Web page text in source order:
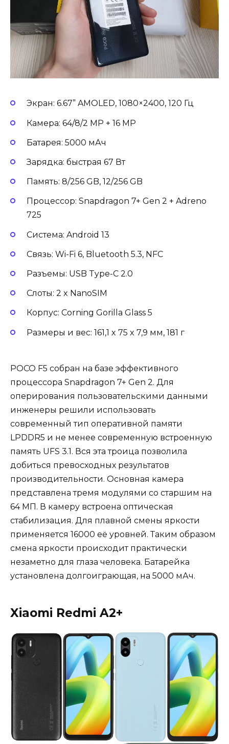
Экран: 6.67” AMOLED, 1080×2400, 120 Гц
Камера: 64/8/2 MP + 16 MP
Батарея: 5000 мАч
Зарядка: быстрая 67 Вт
Память: 8/256 GB, 12/256 GB
Процессор: Snapdragon 7+ Gen 2 + Adreno
725
Система: Android 13
Связь: Wi-Fi 6, Bluetooth 5.3, NFC
Разъемы: USB Type-C 2.0
Слоты: 2 x NanoSIM
Корпус: Corning Gorilla Glass 5
Размеры и вес: 161,1 x 75 x 7,9 мм, 181 г
POCO F5 собран на базе эффективного
процессора Snapdragon 7+ Gen 2. Для
оперирования пользовательскими данными
инженеры решили использовать
современный тип оперативной памяти
LPDDR5 и не менее современную встроенную
память UFS 3.1. Вся эта троица позволила
добиться превосходных результатов
производительности. Основная камера
представлена тремя модулями со старшим на
64 МП. В камеру встроена оптическая
стабилизация. Для плавной смены яркости
применяется 16000 её уровней. Таким образом
смена яркости происходит практически
незаметно для глаза человека. Батарейка
установлена долгоиграющая, на 5000 мАч.
Xiaomi Redmi A2+